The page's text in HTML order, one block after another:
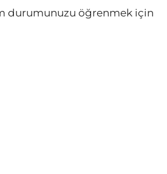
durumunuzu öğrenmek için